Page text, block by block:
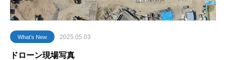
What’s New 2025.05.03
ドローン現場写真